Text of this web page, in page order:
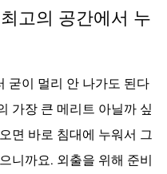
고의 공간에서 누
굳이 멀리 안 나가도 된다
가장 큰 메리트 아닐까 싶
면 바로 침대에 누워서 그
니까요. 외출을 위해 준비